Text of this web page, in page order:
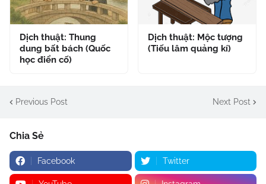
Dịch thuật: Thung
dung bất bách (Quốc
học điển cố)
Dịch thuật: Mộc tượng
(Tiếu lâm quảng kí)
Previous Post Next Post
Chia Sẻ
Facebook Twitter